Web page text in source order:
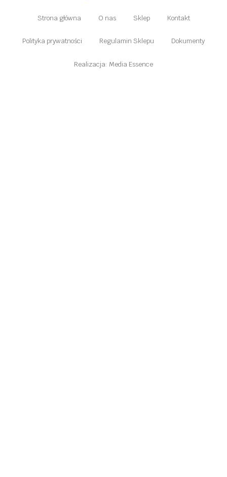
Strona główna O nas Sklep Kontakt
Polityka prywatności Regulamin Sklepu Dokumenty
Realizacja: Media Essence